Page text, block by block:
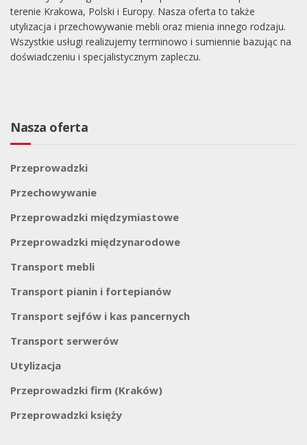
terenie Krakowa, Polski i Europy. Nasza oferta to także
utylizacja i przechowywanie mebli oraz mienia innego rodzaju.
Wszystkie usługi realizujemy terminowo i sumiennie bazując na
doświadczeniu i specjalistycznym zapleczu.
Nasza oferta
Przeprowadzki
Przechowywanie
Przeprowadzki międzymiastowe
Przeprowadzki międzynarodowe
Transport mebli
Transport pianin i fortepianów
Transport sejfów i kas pancernych
Transport serwerów
Utylizacja
Przeprowadzki firm (Kraków)
Przeprowadzki księży